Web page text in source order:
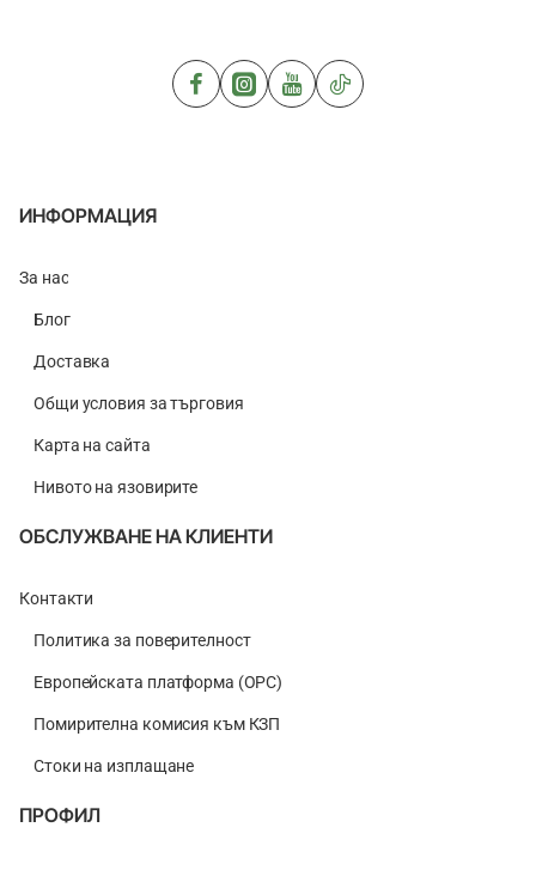
ИНФОРМАЦИЯ
За нас
Блог
Доставка
Общи условия за търговия
Карта на сайта
Нивото на язовирите
ОБСЛУЖВАНЕ НА КЛИЕНТИ
Контакти
Политика за поверителност
Европейската платформа (ОРС)
Помирителна комисия към КЗП
Стоки на изплащане
ПРОФИЛ